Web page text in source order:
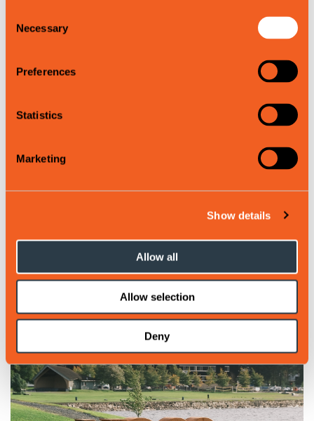
Selection
Necessary
Preferences
Statistics
Marketing
Show details
Allow all
Allow selection
Deny
Destinasjonsleiing